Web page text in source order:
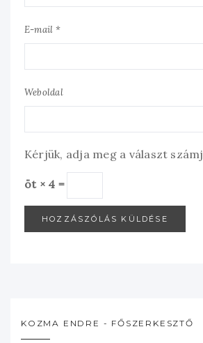
E-mail *
Weboldal
Kérjük, adja meg a választ
öt × 4 =
KOZMA ENDRE - FŐSZERKESZTŐ